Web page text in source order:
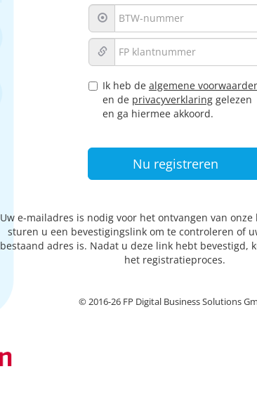
Ik heb de algemene
en de privacyverklaringgelezen
en ga hiermee akkoord.
Uw e-mailadres is nodig voor het ontvangen van onze
sturen u een bevestigingslink om te controleren of
bestaand adres is. Nadat u deze link hebt bevestigd,
het registratieproces.
© 2016-26 FP Digital Business Solutions